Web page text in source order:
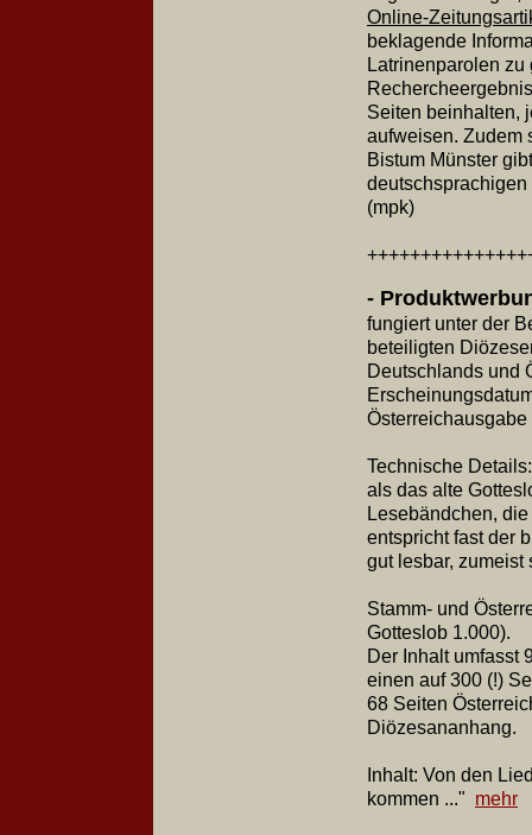
Online-
beklagende
Latrinenparolen
Seiten beinhalten,
aufweisen. Zudem
Bistum Münster
(mpk)
-
fungiert unter der
beteiligten
Deutschlands und
Technische
als das alte
Lesebändchen,
entspricht fast der
gut lesbar, zumeist
Stamm- und
Gotteslob 1.000).
Der Inhalt umfasst
einen auf 300 (!)
68 Seiten
Diözesananhang.
Inhalt: Von den
kommen ..." mehr